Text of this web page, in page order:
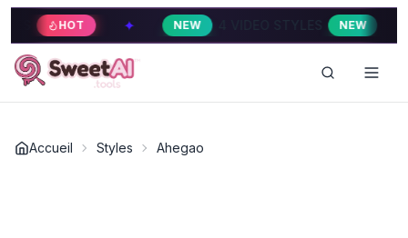
HOT ✦ NEW 4 VIDEO STYLES NEW ✦
Accueil Styles Ahegao